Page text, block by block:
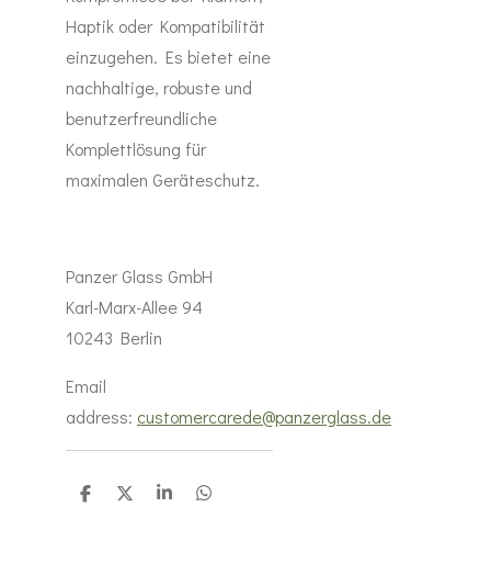
Haptik oder Kompatibilität
einzugehen. Es bietet eine
nachhaltige, robuste und
benutzerfreundliche
Komplettlösung für
maximalen Geräteschutz.
Panzer Glass GmbH
Karl-Marx-Allee 94
10243 Berlin
Email
address: customercarede@panzerglass.de
T
T
T
T